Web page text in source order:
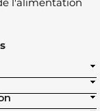
l'alimentation
des achats